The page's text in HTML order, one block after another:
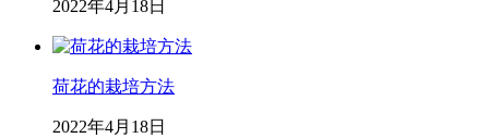
2022年4月18日
荷花的栽培方法
2022年4月18日